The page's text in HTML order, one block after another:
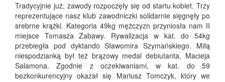
Tradycyjnie już, zawody rozpoczęły się od startu kobiet. Trzy
reprezentujące nasz klub zawodniczki solidarnie sięgnęły po
srebrne krążki. Kategoria 49kg mężczyzn przyniosła nam II
miejsce Tomasza Zabawy. Rywalizacja w kat. do 54kg
przebiegła pod dyktando Sławomira Szymańskiego. Miłą
niespodzianką był też brązowy medal debiutanta, Macieja
Salamona. Zgodnie z oczekiwaniami, w kat. do 59
bezkonkurencyjny okazał się Mariusz Tomczyk, który we